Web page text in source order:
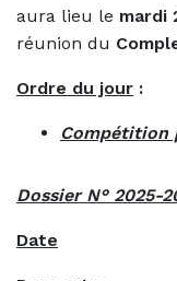
aura lieu le mardi
réunion du
Ordre du jour :
Compétition
Dossier N° 2025-
Date :